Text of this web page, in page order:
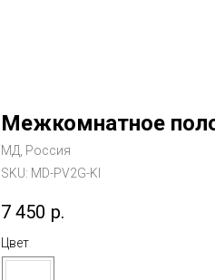
Межкомнатное
МД, Россия
SKU: MD-PV2G-KI
7 450 р.
Цвет